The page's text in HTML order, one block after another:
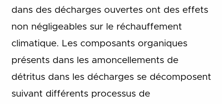
dans des décharges ouvertes ont des effets
non négligeables sur le réchauffement
climatique. Les composants organiques
présents dans les amoncellements de
détritus dans les décharges se décomposent
suivant différents processus de